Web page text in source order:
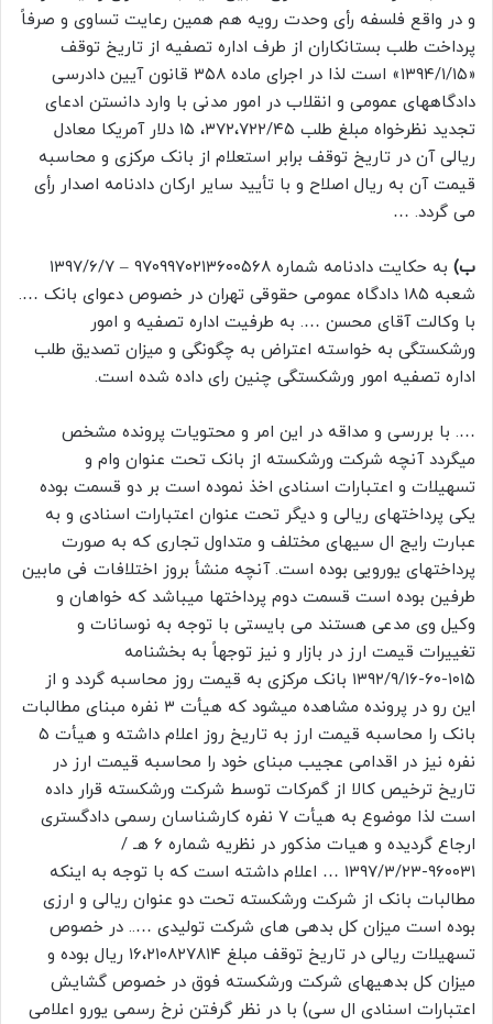
و در واقع فلسفه رأی وحدت رویه هم همین رعایت تساوی و صرفاً
پرداخت طلب بستانکاران از طرف اداره تصفیه از تاریخ توقف
«۱۳۹۴/۱/۱۵» است لذا در اجرای ماده ۳۵۸ قانون آیین دادرسی
دادگاههای عمومی و انقلاب در امور مدنی با وارد دانستن ادعای
تجدید نظرخواه مبلغ طلب ۳۷۲،۷۲۲/۴۵، ۱۵ دلار آمریکا معادل
ریالی آن در تاریخ توقف برابر استعلام از بانک مرکزی و محاسبه
قیمت آن به ریال اصلاح و با تأیید سایر ارکان دادنامه اصدار رأی
می گردد. …
ب)
به حکایت دادنامه شماره ۹۷۰۹۹۷۰۲۱۳۶۰۰۵۶۸ – ۱۳۹۷/۶/۷
شعبه ۱۸۵ دادگاه عمومی حقوقی تهران در خصوص دعوای بانک ….
با وکالت آقای محسن …. به طرفیت اداره تصفیه و امور
ورشکستگی به خواسته اعتراض به چگونگی و میزان تصدیق طلب
اداره تصفیه امور ورشکستگی چنین رای داده شده است.
…. با بررسی و مداقه در این امر و محتویات پرونده مشخص
میگردد آنچه شرکت ورشکسته از بانک تحت عنوان وام و
تسهیلات و اعتبارات اسنادی اخذ نموده است بر دو قسمت بوده
یکی پرداختهای ریالی و دیگر تحت عنوان اعتبارات اسنادی و به
عبارت رایج ال سیهای مختلف و متداول تجاری که به صورت
پرداختهای یورویی بوده است. آنچه منشأ بروز اختلافات فی مابین
طرفین بوده است قسمت دوم پرداختها میباشد که خواهان و
وکیل وی مدعی هستند می بایستی با توجه به نوسانات و
تغییرات قیمت ارز در بازار و نیز توجهاً به بخشنامه
۱۰۱۵-۶۰-۱۳۹۲/۹/۱۶ بانک مرکزی به قیمت روز محاسبه گردد و از
این رو در پرونده مشاهده میشود که هیأت ۳ نفره مبنای مطالبات
بانک را محاسبه قیمت ارز به تاریخ روز اعلام داشته و هیأت ۵
نفره نیز در اقدامی عجیب مبنای خود را محاسبه قیمت ارز در
تاریخ ترخیص کالا از گمرکات توسط شرکت ورشکسته قرار داده
است لذا موضوع به هیأت ۷ نفره کارشناسان رسمی دادگستری
ارجاع گردیده و هیات مذکور در نظریه شماره ۶ هـ /
۹۶۰۰۳۱-۱۳۹۷/۳/۲۳ … اعلام داشته است که با توجه به اینکه
مطالبات بانک از شرکت ورشکسته تحت دو عنوان ریالی و ارزی
بوده است میزان کل بدهی های شرکت تولیدی ….. در خصوص
تسهیلات ریالی در تاریخ توقف مبلغ ۱۶،۲۱۰۸۲۷۸۱۴ ریال بوده و
میزان کل بدهیهای شرکت ورشکسته فوق در خصوص گشایش
اعتبارات اسنادی ال سی) با در نظر گرفتن نرخ رسمی یورو اعلامی